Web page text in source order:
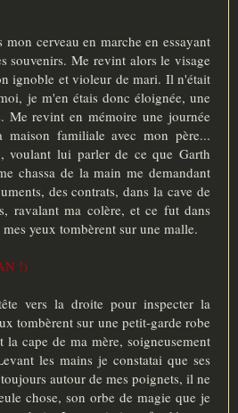
cerveau en marche en essayant
souvenirs. Me revint alors le visage
ignoble et violeur de mari. Il n'était
je m'en étais donc éloignée, une
Me revint en mémoire une journée
familiale avec mon père...
voulant lui parler de ce que Garth
chassa de la main me demandant
des contrats, dans la cave de
ravalant ma colère, et ce fut dans
yeux tombèrent sur une malle.
!)
vers la droite pour inspecter la
tombèrent sur une petit-garde robe
cape de ma mère, soigneusement
les mains je constatai que ses
autour de mes poignets, il ne
chose, son orbe de magie que je